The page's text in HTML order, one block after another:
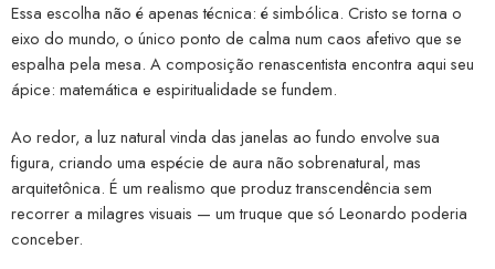
Essa escolha não é apenas técnica: é simbólica. Cristo se torna o
eixo do mundo, o único ponto de calma num caos afetivo que se
espalha pela mesa. A composição renascentista encontra aqui seu
ápice: matemática e espiritualidade se fundem.
Ao redor, a luz natural vinda das janelas ao fundo envolve sua
figura, criando uma espécie de aura não sobrenatural, mas
arquitetônica. É um realismo que produz transcendência sem
recorrer a milagres visuais — um truque que só Leonardo poderia
conceber.